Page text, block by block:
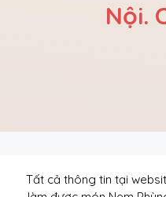
Nội.
Tất cả thông tin tại